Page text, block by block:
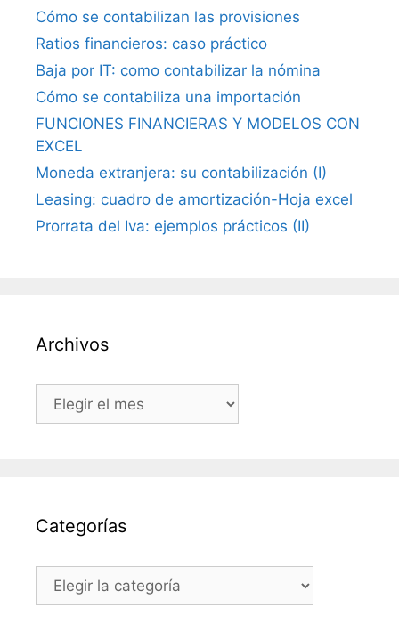
Cómo se contabilizan las provisiones
Ratios financieros: caso práctico
Baja por IT: como contabilizar la nómina
Cómo se contabiliza una importación
FUNCIONES FINANCIERAS Y MODELOS CON
EXCEL
Moneda extranjera: su contabilización (I)
Leasing: cuadro de amortización-Hoja excel
Prorrata del Iva: ejemplos prácticos (II)
Archivos
Archivos
Categorías
Categorías